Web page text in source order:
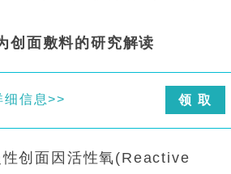
面敷料的研究解读
细信息>> 领 取
创面因活性氧(Reactive